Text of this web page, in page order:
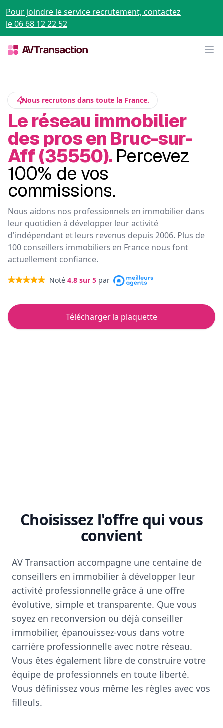
Pour joindre le service recrutement, contactez
le 06 68 12 22 52
Nous recrutons dans toute la France.
Le réseau immobilier
des pros en Bruc-sur-
Aff (35550). Percevez
100% de vos
commissions.
Nous aidons nos professionnels en immobilier dans
leur quotidien à développer leur activité
d'indépendant et leurs revenus depuis 2006. Plus de
100 conseillers immobiliers en France nous font
actuellement confiance.
Noté 4.8 sur 5 par
Télécharger la plaquette
Choisissez l'offre qui vous
convient
AV Transaction accompagne une centaine de
conseillers en immobilier à développer leur
activité professionnelle grâce à une offre
évolutive, simple et transparente. Que vous
soyez en reconversion ou déjà conseiller
immobilier, épanouissez-vous dans votre
carrière professionnelle avec notre réseau.
Vous êtes également libre de construire votre
équipe de professionnels en toute liberté.
Vous définissez vous même les règles avec vos
filleuls.